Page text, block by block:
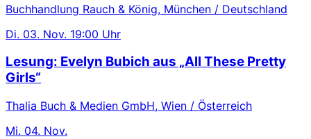
Buchhandlung Rauch & König, München / Deutschland
Di. 03. Nov. 19:00 Uhr
Lesung: Evelyn Bubich aus „All These Pretty
Girls“
Thalia Buch & Medien GmbH, Wien / Österreich
Mi. 04. Nov.